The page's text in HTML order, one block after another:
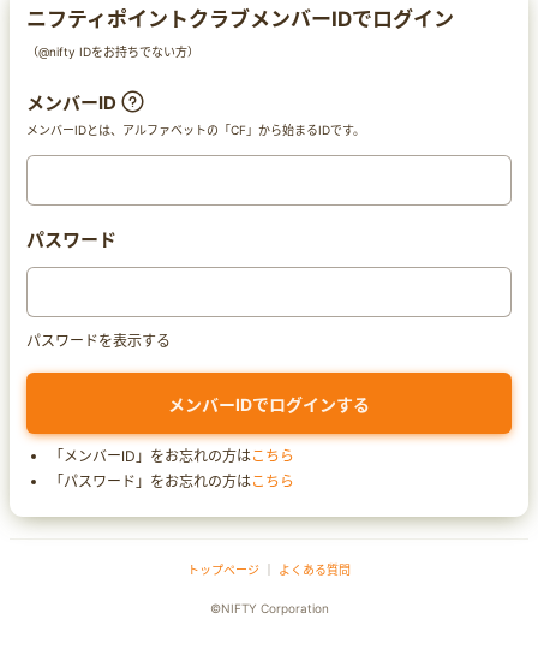
ニフティポイントクラブメンバーIDでログイン
（@nifty IDをお持ちでない方）
メンバーID
メンバーIDとは、アルファベットの「CF」から始まるIDです。
パスワード
パスワードを表示する
「メンバーID」をお忘れの方はこちら
「パスワード」をお忘れの方はこちら
トップページ よくある質問
©NIFTY Corporation